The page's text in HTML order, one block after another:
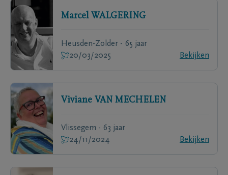
Marcel WALGERING
Heusden-Zolder - 65 jaar
20/03/2025
Bekijken
Viviane VAN MECHELEN
Vlissegem - 63 jaar
24/11/2024
Bekijken